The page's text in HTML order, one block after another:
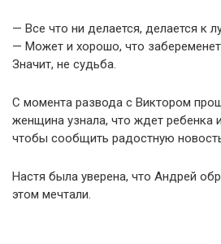
— Все что ни делается, делается к
— Может и хорошо, что
Значит, не судьба.
С момента развода с Виктором
женщина узнала, что ждет ребенка
чтобы сообщить радостную
Настя была уверена, что Андрей
этом мечтали.